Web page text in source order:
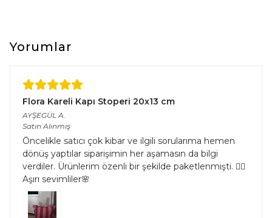
Yorumlar
Flora Kareli Kapı Stoperi 20x13 cm
AYŞEGÜL A.
Satın Alınmış
Öncelikle satıcı çok kibar ve ilgili sorularıma hemen
dönüş yaptılar siparişimin her aşamasın da bilgi
verdiler. Ürünlerim özenli bir şekilde paketlenmişti. 👌🏻
Aşırı sevimliler🌸